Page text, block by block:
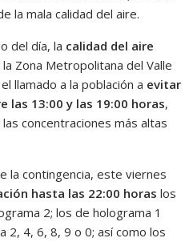
la mala calidad del aire.
del día, la calidad del aire
la Zona Metropolitana del Valle
llamado a la población a evitar
las 13:00 y las 19:00 horas,
concentraciones más altas
la contingencia, este viernes
hasta las 22:00 horas los
2; los de holograma 1
2, 4, 6, 8, 9 o 0; así como los